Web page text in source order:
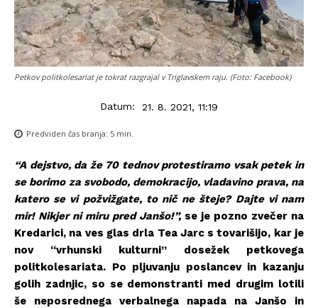
Petkov politkolesariat je tokrat razgrajal v Triglavskem raju. (Foto: Facebook)
Datum: 21. 8. 2021, 11:19
Predviden čas branja: 5 min.
“A dejstvo, da že 70 tednov protestiramo vsak petek in
se borimo za svobodo, demokracijo, vladavino prava, na
katero se vi požvižgate, to nič ne šteje? Dajte vi nam
mir! Nikjer ni miru pred Janšo!”, se je pozno zvečer na
Kredarici, na ves glas drla Tea Jarc s tovarišijo, kar je
nov “vrhunski kulturni” dosežek petkovega
politkolesariata. Po pljuvanju poslancev in kazanju
golih zadnjic, so se demonstranti med drugim lotili
še neposrednega verbalnega napada na Janšo in